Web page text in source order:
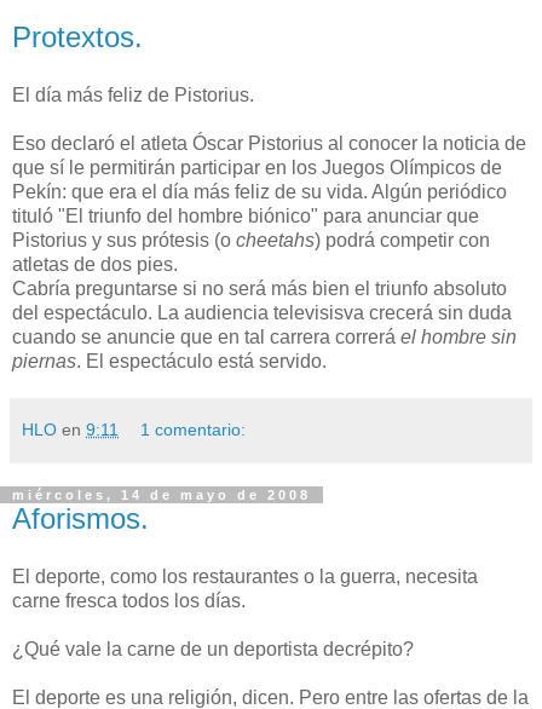
Protextos.
El día más feliz de Pistorius.
Eso declaró el atleta Óscar Pistorius al conocer la noticia de
que sí le permitirán participar en los Juegos Olímpicos de
Pekín: que era el día más feliz de su vida. Algún periódico
tituló "El triunfo del hombre biónico" para anunciar que
Pistorius y sus prótesis (o cheetahs) podrá competir con
atletas de dos pies.
Cabría preguntarse si no será más bien el triunfo absoluto
del espectáculo. La audiencia televisisva crecerá sin duda
cuando se anuncie que en tal carrera correrá el hombre sin
piernas. El espectáculo está servido.
HLO en 9:11 1 comentario:
miércoles, 14 de mayo de 2008
Aforismos.
El deporte, como los restaurantes o la guerra, necesita
carne fresca todos los días.
¿Qué vale la carne de un deportista decrépito?
El deporte es una religión, dicen. Pero entre las ofertas de la